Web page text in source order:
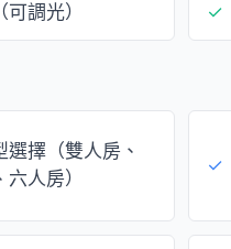
調光） ✓
選擇（雙人房、
人房）
✓